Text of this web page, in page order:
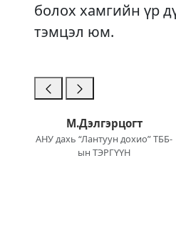
болох хамгийн үр
тэмцэл юм.
М.Дэлгэрцогт
АНУ дахь “Лантуун дохио” ТББ-
ын ТЭРГҮҮН